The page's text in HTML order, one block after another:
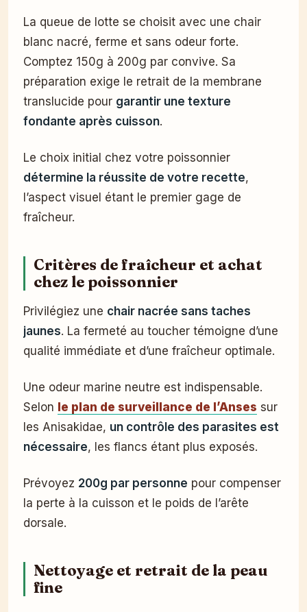
La queue de lotte se choisit avec une chair
blanc nacré, ferme et sans odeur forte.
Comptez 150g à 200g par convive. Sa
préparation exige le retrait de la membrane
translucide pour garantir une texture
fondante après cuisson.
Le choix initial chez votre poissonnier
détermine la réussite de votre recette,
l’aspect visuel étant le premier gage de
fraîcheur.
Critères de fraîcheur et achat
chez le poissonnier
Privilégiez une chair nacrée sans taches
jaunes. La fermeté au toucher témoigne d’une
qualité immédiate et d’une fraîcheur optimale.
Une odeur marine neutre est indispensable.
Selon le plan de surveillance de l’Anses sur
les Anisakidae, un contrôle des parasites est
nécessaire, les flancs étant plus exposés.
Prévoyez 200g par personne pour compenser
la perte à la cuisson et le poids de l’arête
dorsale.
Nettoyage et retrait de la peau
fine